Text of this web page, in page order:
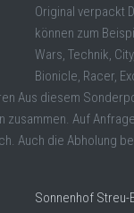
Original verpackt
können zum
Wars, Technik,
Bionicle, Racer,
Aus diesem
zusammen. Auf
Auch die Abholung
Sonnenhof Streu-